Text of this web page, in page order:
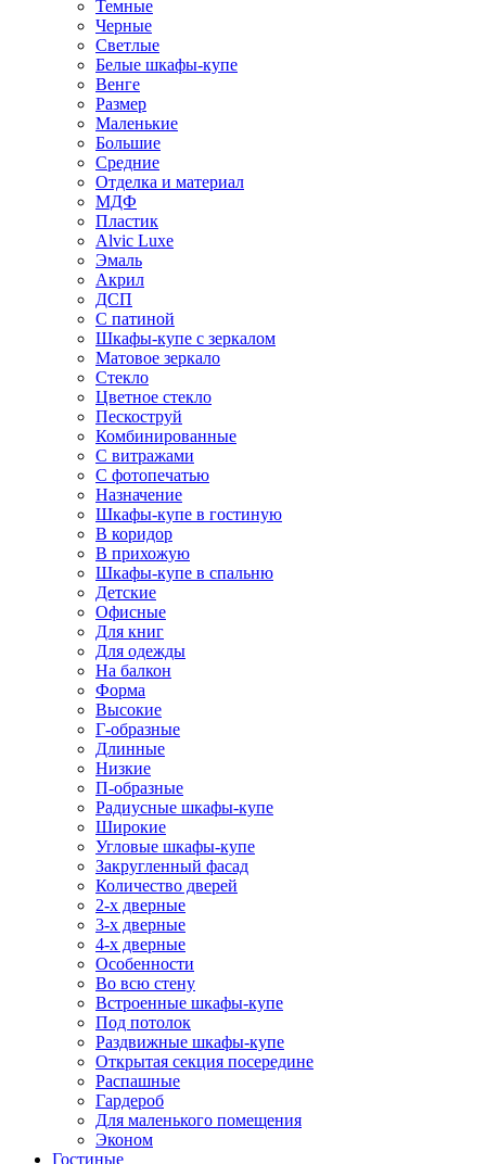
Темные
Черные
Светлые
Белые шкафы-купе
Венге
Размер
Маленькие
Большие
Средние
Отделка и материал
МДФ
Пластик
Alvic Luxe
Эмаль
Акрил
ДСП
С патиной
Шкафы-купе с зеркалом
Матовое зеркало
Стекло
Цветное стекло
Пескоструй
Комбинированные
С витражами
С фотопечатью
Назначение
Шкафы-купе в гостиную
В коридор
В прихожую
Шкафы-купе в спальню
Детские
Офисные
Для книг
Для одежды
На балкон
Форма
Высокие
Г-образные
Длинные
Низкие
П-образные
Радиусные шкафы-купе
Широкие
Угловые шкафы-купе
Закругленный фасад
Количество дверей
2-х дверные
3-х дверные
4-х дверные
Особенности
Во всю стену
Встроенные шкафы-купе
Под потолок
Раздвижные шкафы-купе
Открытая секция посередине
Распашные
Гардероб
Для маленького помещения
Эконом
Гостиные